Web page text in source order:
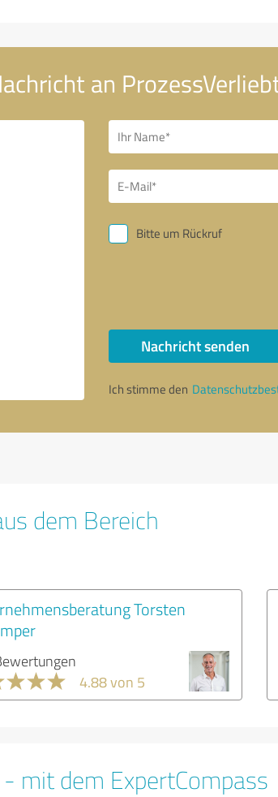
an
Bitte um Rückruf
Nachricht senden
Ich stimme den
dem Bereich
Torsten
4.88 von 5
mit dem ExpertCompass